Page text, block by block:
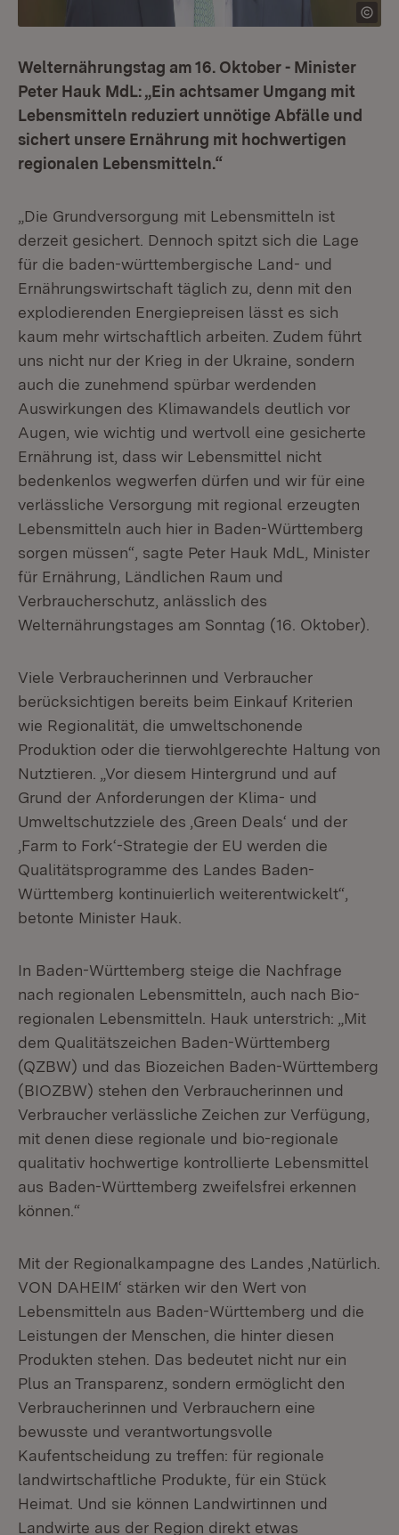
Welternährungstag am 16. Oktober - Minister
Peter Hauk MdL: „Ein achtsamer Umgang mit
Lebensmitteln reduziert unnötige Abfälle und
sichert unsere Ernährung mit hochwertigen
regionalen Lebensmitteln.“
„Die Grundversorgung mit Lebensmitteln ist
derzeit gesichert. Dennoch spitzt sich die Lage
für die baden-württembergische Land- und
Ernährungswirtschaft täglich zu, denn mit den
explodierenden Energiepreisen lässt es sich
kaum mehr wirtschaftlich arbeiten. Zudem führt
uns nicht nur der Krieg in der Ukraine, sondern
auch die zunehmend spürbar werdenden
Auswirkungen des Klimawandels deutlich vor
Augen, wie wichtig und wertvoll eine gesicherte
Ernährung ist, dass wir Lebensmittel nicht
bedenkenlos wegwerfen dürfen und wir für eine
verlässliche Versorgung mit regional erzeugten
Lebensmitteln auch hier in Baden-Württemberg
sorgen müssen“, sagte Peter Hauk MdL, Minister
für Ernährung, Ländlichen Raum und
Verbraucherschutz, anlässlich des
Welternährungstages am Sonntag (16. Oktober).
Viele Verbraucherinnen und Verbraucher
berücksichtigen bereits beim Einkauf Kriterien
wie Regionalität, die umweltschonende
Produktion oder die tierwohlgerechte Haltung von
Nutztieren. „Vor diesem Hintergrund und auf
Grund der Anforderungen der Klima- und
Umweltschutzziele des ‚Green Deals‘ und der
‚Farm to Fork‘-Strategie der EU werden die
Qualitätsprogramme des Landes Baden-
Württemberg kontinuierlich weiterentwickelt“,
betonte Minister Hauk.
In Baden-Württemberg steige die Nachfrage
nach regionalen Lebensmitteln, auch nach Bio-
regionalen Lebensmitteln. Hauk unterstrich: „Mit
dem Qualitätszeichen Baden-Württemberg
(QZBW) und das Biozeichen Baden-Württemberg
(BIOZBW) stehen den Verbraucherinnen und
Verbraucher verlässliche Zeichen zur Verfügung,
mit denen diese regionale und bio-regionale
qualitativ hochwertige kontrollierte Lebensmittel
aus Baden-Württemberg zweifelsfrei erkennen
können.“
Mit der Regionalkampagne des Landes ‚Natürlich.
VON DAHEIM‘ stärken wir den Wert von
Lebensmitteln aus Baden-Württemberg und die
Leistungen der Menschen, die hinter diesen
Produkten stehen. Das bedeutet nicht nur ein
Plus an Transparenz, sondern ermöglicht den
Verbraucherinnen und Verbrauchern eine
bewusste und verantwortungsvolle
Kaufentscheidung zu treffen: für regionale
landwirtschaftliche Produkte, für ein Stück
Heimat. Und sie können Landwirtinnen und
Landwirte aus der Region direkt etwas